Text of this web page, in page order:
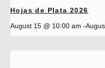
Hojas de Plata 2026
August 15 @ 10:00 am -